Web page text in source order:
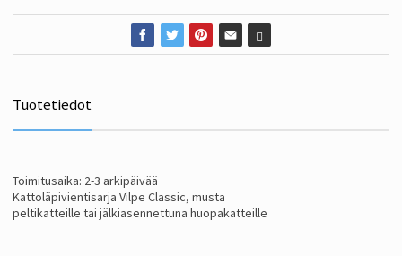
Tuotetiedot
Toimitusaika: 2-3 arkipäivää
Kattoläpivientisarja Vilpe Classic, musta
peltikatteille tai jälkiasennettuna huopakatteille